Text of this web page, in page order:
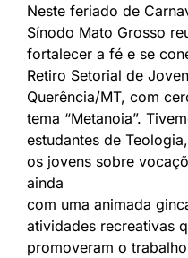
Neste feriado de
Sínodo Mato Grosso
fortalecer a fé e se
Retiro Setorial de
Querência/MT, com
tema “Metanoia”.
estudantes de
os jovens sobre
ainda
com uma animada
atividades recreativas
promoveram o